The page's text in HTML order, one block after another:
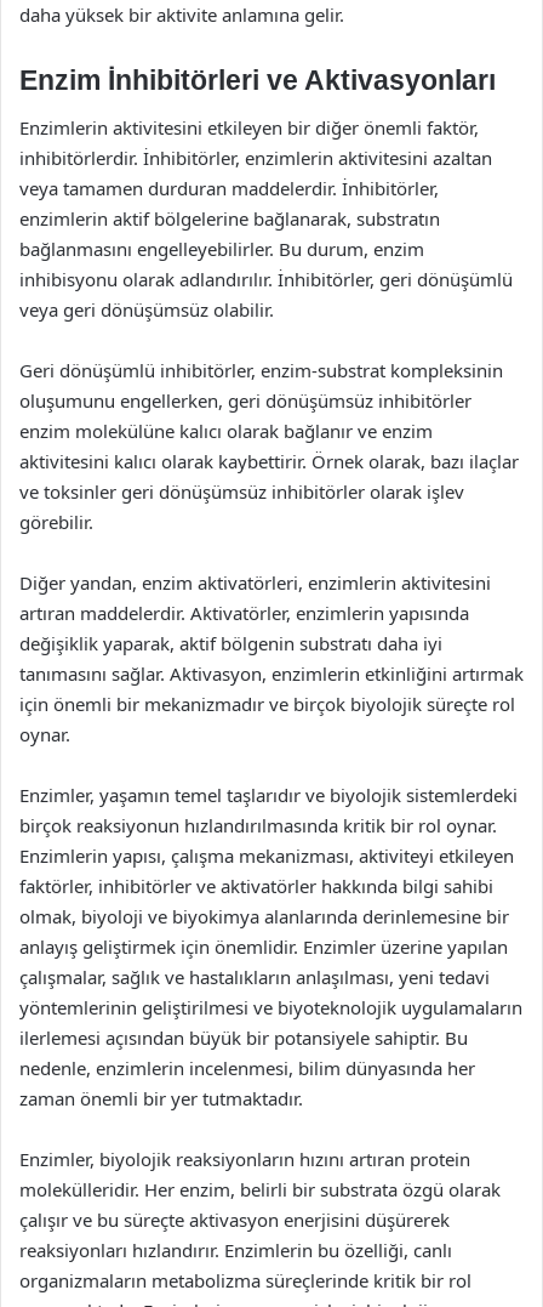
daha yüksek bir aktivite anlamına gelir.
Enzim İnhibitörleri ve Aktivasyonları
Enzimlerin aktivitesini etkileyen bir diğer önemli faktör,
inhibitörlerdir. İnhibitörler, enzimlerin aktivitesini azaltan
veya tamamen durduran maddelerdir. İnhibitörler,
enzimlerin aktif bölgelerine bağlanarak, substratın
bağlanmasını engelleyebilirler. Bu durum, enzim
inhibisyonu olarak adlandırılır. İnhibitörler, geri dönüşümlü
veya geri dönüşümsüz olabilir.
Geri dönüşümlü inhibitörler, enzim-substrat kompleksinin
oluşumunu engellerken, geri dönüşümsüz inhibitörler
enzim molekülüne kalıcı olarak bağlanır ve enzim
aktivitesini kalıcı olarak kaybettirir. Örnek olarak, bazı ilaçlar
ve toksinler geri dönüşümsüz inhibitörler olarak işlev
görebilir.
Diğer yandan, enzim aktivatörleri, enzimlerin aktivitesini
artıran maddelerdir. Aktivatörler, enzimlerin yapısında
değişiklik yaparak, aktif bölgenin substratı daha iyi
tanımasını sağlar. Aktivasyon, enzimlerin etkinliğini artırmak
için önemli bir mekanizmadır ve birçok biyolojik süreçte rol
oynar.
Enzimler, yaşamın temel taşlarıdır ve biyolojik sistemlerdeki
birçok reaksiyonun hızlandırılmasında kritik bir rol oynar.
Enzimlerin yapısı, çalışma mekanizması, aktiviteyi etkileyen
faktörler, inhibitörler ve aktivatörler hakkında bilgi sahibi
olmak, biyoloji ve biyokimya alanlarında derinlemesine bir
anlayış geliştirmek için önemlidir. Enzimler üzerine yapılan
çalışmalar, sağlık ve hastalıkların anlaşılması, yeni tedavi
yöntemlerinin geliştirilmesi ve biyoteknolojik uygulamaların
ilerlemesi açısından büyük bir potansiyele sahiptir. Bu
nedenle, enzimlerin incelenmesi, bilim dünyasında her
zaman önemli bir yer tutmaktadır.
Enzimler, biyolojik reaksiyonların hızını artıran protein
molekülleridir. Her enzim, belirli bir substrata özgü olarak
çalışır ve bu süreçte aktivasyon enerjisini düşürerek
reaksiyonları hızlandırır. Enzimlerin bu özelliği, canlı
organizmaların metabolizma süreçlerinde kritik bir rol